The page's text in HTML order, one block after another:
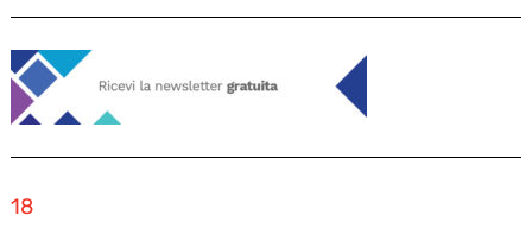
18